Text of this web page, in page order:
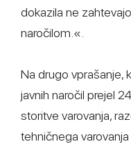
dokazila ne
naročilom.«.
Na drugo vprašanje,
javnih naročil prejel
storitve varovanja,
tehničnega